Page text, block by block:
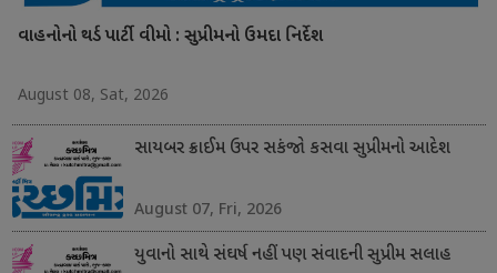
વાહનોનો થર્ડ પાર્ટી વીમો : સુપ્રીમનો ઉમદા નિર્દેશ
August 08, Sat, 2026
સાયબર ક્રાઈમ ઉપર સકંજો કસવા સુપ્રીમનો આદેશ
August 07, Fri, 2026
યુવાનો સાથે સંઘર્ષ નહીં પણ સંવાદની સુપ્રીમ સલાહ